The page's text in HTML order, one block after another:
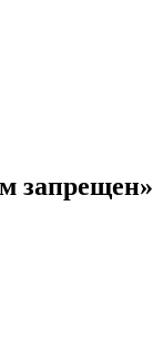
запрещен»